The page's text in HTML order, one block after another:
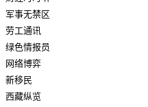
军事无禁区
劳工通讯
绿色情报员
网络博弈
新移民
西藏纵览